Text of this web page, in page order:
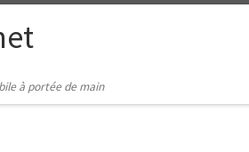
à portée de main